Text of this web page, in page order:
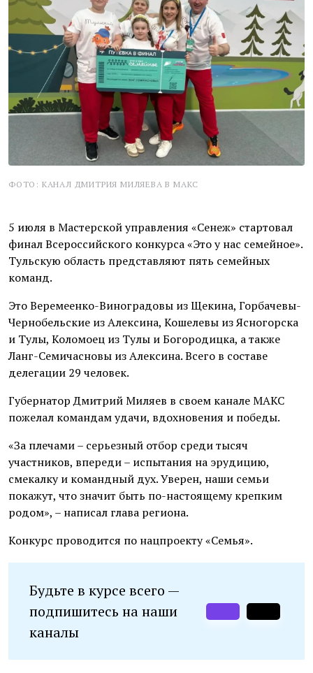
ФОТО: КАНАЛ ДМИТРИЯ МИЛЯЕВА В МАКС
5 июля в Мастерской управления «Сенеж» стартовал
финал Всероссийского конкурса «Это у нас семейное».
Тульскую область представляют пять семейных
команд.
Это Веремеенко-Виноградовы из Щекина, Горбачевы-
Чернобельские из Алексина, Кошелевы из Ясногорска
и Тулы, Коломоец из Тулы и Богородицка, а также
Ланг-Семичасновы из Алексина. Всего в составе
делегации 29 человек.
Губернатор Дмитрий Миляев в своем канале МАКС
пожелал командам удачи, вдохновения и победы.
«За плечами – серьезный отбор среди тысяч
участников, впереди – испытания на эрудицию,
смекалку и командный дух. Уверен, наши семьи
покажут, что значит быть по-настоящему крепким
родом», – написал глава региона.
Конкурс проводится по нацпроекту «Семья».
Будьте в курсе всего —
подпишитесь на наши
каналы